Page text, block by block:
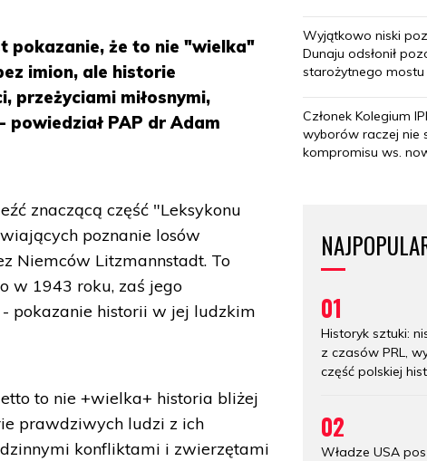
pokazanie, że to nie "wielka"
imion, ale historie
przeżyciami miłosnymi,
PAP dr Adam
znaczącą część "Leksykonu
poznanie losów
Niemców Litzmannstadt. To
w 1943 roku, zaś jego
pokazanie historii w jej ludzkim
to nie +wielka+ historia bliżej
prawdziwych ludzi z ich
konfliktami i zwierzętami
Wyjątkowo niski
Dunaju odsłonił
starożytnego mostu
Członek Kolegium
wyborów raczej nie
kompromisu ws.
01
Historyk sztuki:
z czasów PRL,
część polskiej
02
Władze USA